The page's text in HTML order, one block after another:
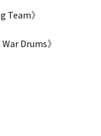
Team》
Drums》